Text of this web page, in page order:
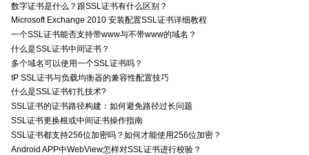
数字证书是什么？跟SSL证书有什么区别？
Microsoft Exchange 2010 安装配置SSL证书详细教程
一个SSL证书能否支持带www与不带www的域名？
什么是SSL证书中间证书？
多个域名可以使用一个SSL证书吗？
IP SSL证书与负载均衡器的兼容性配置技巧
什么是SSL证书钉扎技术?
SSL证书的证书路径构建：如何避免路径过长问题
SSL证书更换根或中间证书操作指南
SSL证书都支持256位加密吗？如何才能使用256位加密？
Android APP中WebView怎样对SSL证书进行校验？